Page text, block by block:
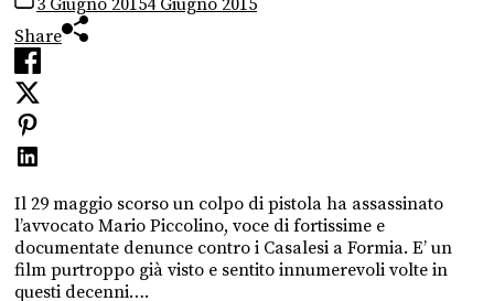
Share
Il 29 maggio scorso un colpo di pistola ha assassinato
l’avvocato Mario Piccolino, voce di fortissime e
documentate denunce contro i Casalesi a Formia. E’ un
film purtroppo già visto e sentito innumerevoli volte in
questi decenni….